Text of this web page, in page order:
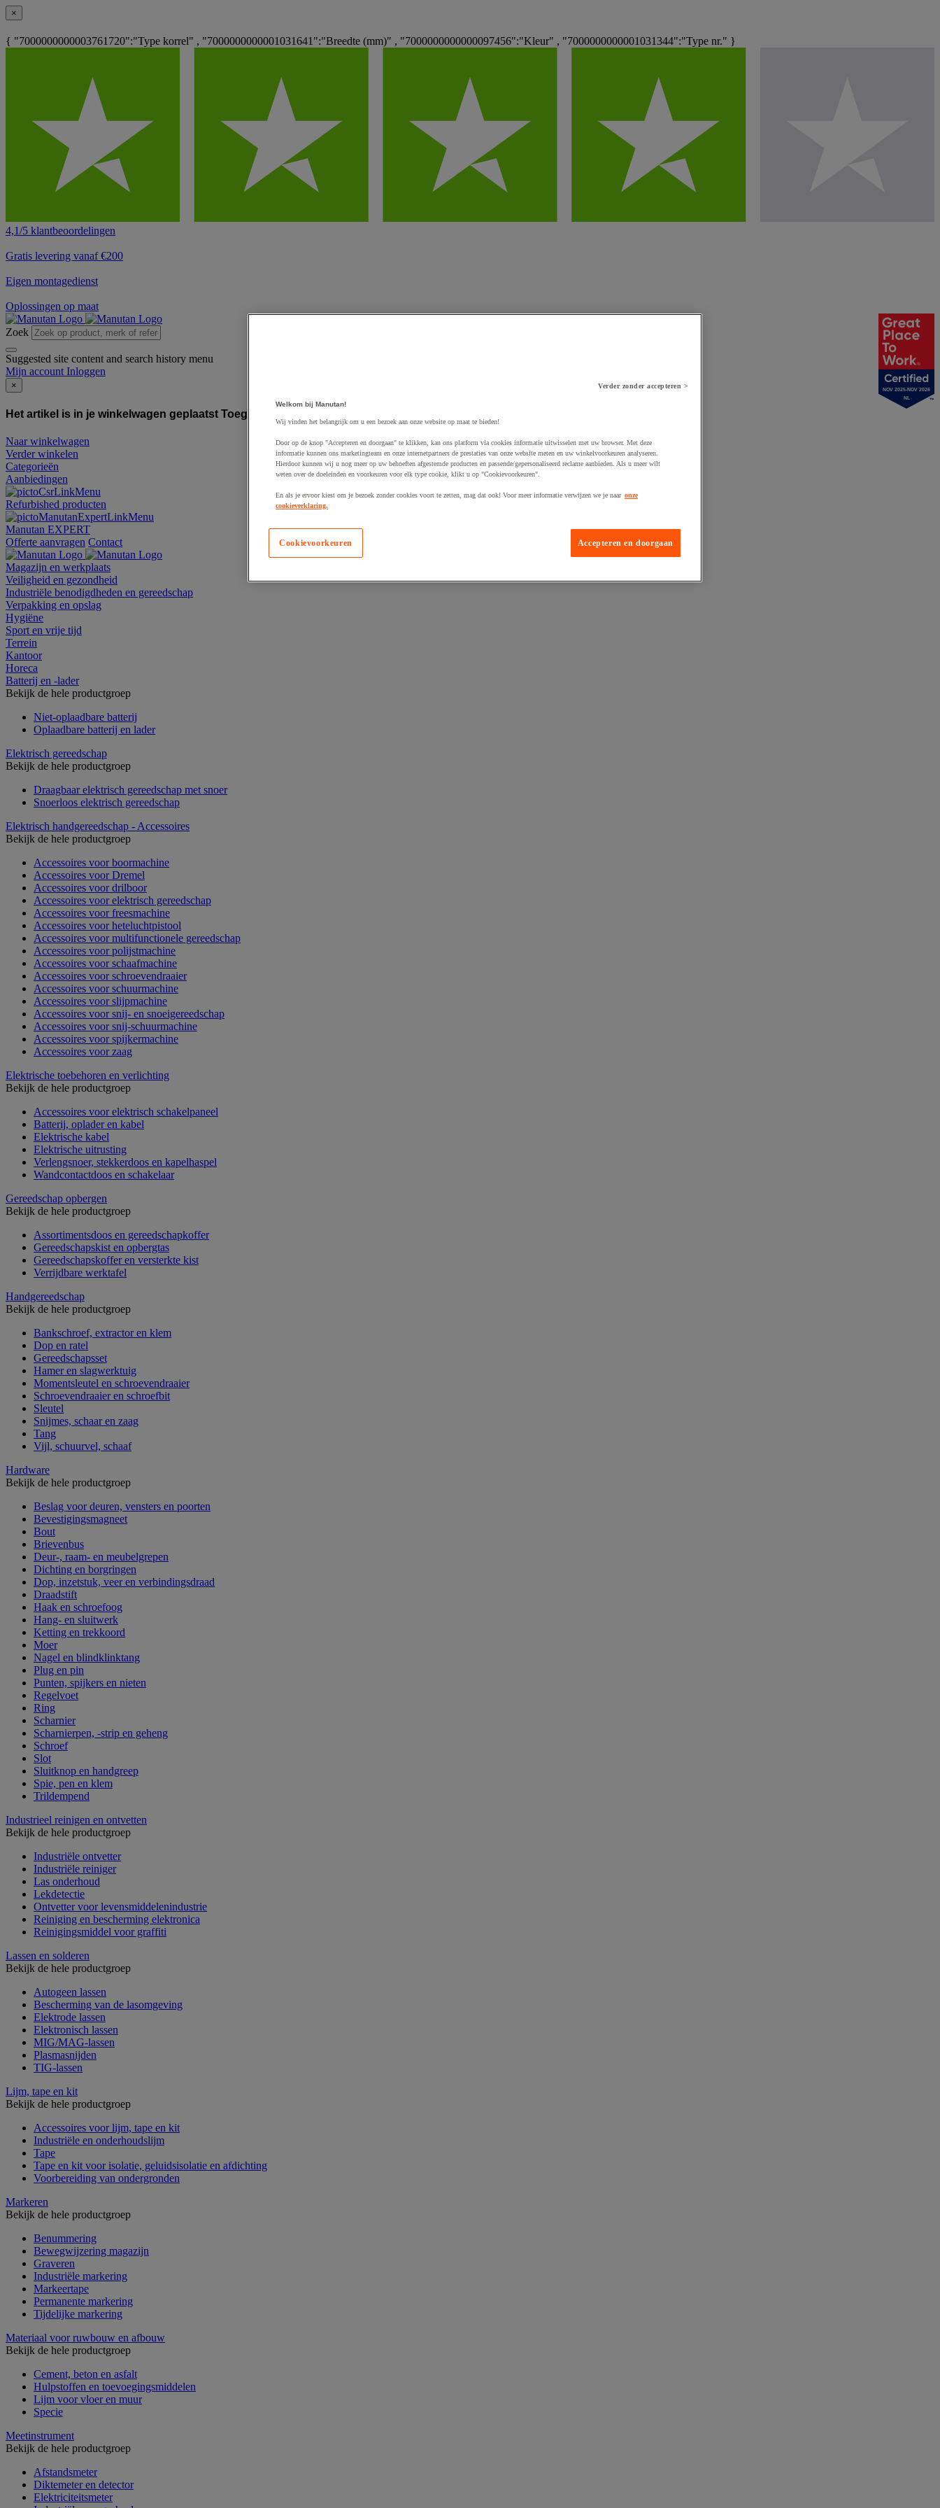
×
{ "7000000000003761720":"Type korrel" , "7000000000001031641":"Breedte (mm)" , "7000000000000097456":"Kleur" , "7000000000001031344":"Type nr." }
4,1/5 klantbeoordelingen
Gratis levering vanaf €200
Eigen montagedienst
Oplossingen op maat
Zoek
Suggested site content and search history menu
Mijn account Inloggen
×
Het artikel is in je winkelwagen geplaatst Toegevoegd aan winkelwagen
Naar winkelwagen
Verder winkelen
Categorieën
Aanbiedingen
Refurbished producten
Manutan EXPERT
Offerte aanvragen Contact
Magazijn en werkplaats
Veiligheid en gezondheid
Industriële benodigdheden en gereedschap
Verpakking en opslag
Hygiëne
Sport en vrije tijd
Terrein
Kantoor
Horeca
Batterij en -lader
Bekijk de hele productgroep
Niet-oplaadbare batterij
Oplaadbare batterij en lader
Elektrisch gereedschap
Bekijk de hele productgroep
Draagbaar elektrisch gereedschap met snoer
Snoerloos elektrisch gereedschap
Elektrisch handgereedschap - Accessoires
Bekijk de hele productgroep
Accessoires voor boormachine
Accessoires voor Dremel
Accessoires voor drilboor
Accessoires voor elektrisch gereedschap
Accessoires voor freesmachine
Accessoires voor heteluchtpistool
Accessoires voor multifunctionele gereedschap
Accessoires voor polijstmachine
Accessoires voor schaafmachine
Accessoires voor schroevendraaier
Accessoires voor schuurmachine
Accessoires voor slijpmachine
Accessoires voor snij- en snoeigereedschap
Accessoires voor snij-schuurmachine
Accessoires voor spijkermachine
Accessoires voor zaag
Elektrische toebehoren en verlichting
Bekijk de hele productgroep
Accessoires voor elektrisch schakelpaneel
Batterij, oplader en kabel
Elektrische kabel
Elektrische uitrusting
Verlengsnoer, stekkerdoos en kapelhaspel
Wandcontactdoos en schakelaar
Gereedschap opbergen
Bekijk de hele productgroep
Assortimentsdoos en gereedschapkoffer
Gereedschapskist en opbergtas
Gereedschapskoffer en versterkte kist
Verrijdbare werktafel
Handgereedschap
Bekijk de hele productgroep
Bankschroef, extractor en klem
Dop en ratel
Gereedschapsset
Hamer en slagwerktuig
Momentsleutel en schroevendraaier
Schroevendraaier en schroefbit
Sleutel
Snijmes, schaar en zaag
Tang
Vijl, schuurvel, schaaf
Hardware
Bekijk de hele productgroep
Beslag voor deuren, vensters en poorten
Bevestigingsmagneet
Bout
Brievenbus
Deur-, raam- en meubelgrepen
Dichting en borgringen
Dop, inzetstuk, veer en verbindingsdraad
Draadstift
Haak en schroefoog
Hang- en sluitwerk
Ketting en trekkoord
Moer
Nagel en blindklinktang
Plug en pin
Punten, spijkers en nieten
Regelvoet
Ring
Scharnier
Scharnierpen, -strip en geheng
Schroef
Slot
Sluitknop en handgreep
Spie, pen en klem
Trildempend
Industrieel reinigen en ontvetten
Bekijk de hele productgroep
Industriële ontvetter
Industriële reiniger
Las onderhoud
Lekdetectie
Ontvetter voor levensmiddelenindustrie
Reiniging en bescherming elektronica
Reinigingsmiddel voor graffiti
Lassen en solderen
Bekijk de hele productgroep
Autogeen lassen
Bescherming van de lasomgeving
Elektrode lassen
Elektronisch lassen
MIG/MAG-lassen
Plasmasnijden
TIG-lassen
Lijm, tape en kit
Bekijk de hele productgroep
Accessoires voor lijm, tape en kit
Industriële en onderhoudslijm
Tape
Tape en kit voor isolatie, geluidsisolatie en afdichting
Voorbereiding van ondergronden
Markeren
Bekijk de hele productgroep
Benummering
Bewegwijzering magazijn
Graveren
Industriële markering
Markeertape
Permanente markering
Tijdelijke markering
Materiaal voor ruwbouw en afbouw
Bekijk de hele productgroep
Cement, beton en asfalt
Hulpstoffen en toevoegingsmiddelen
Lijm voor vloer en muur
Specie
Meetinstrument
Bekijk de hele productgroep
Afstandsmeter
Diktemeter en detector
Elektriciteitsmeter
NOV 2025-NOV 2026
NL
Verder zonder accepteren >
Welkom bij Manutan!
Wij vinden het belangrijk om u een bezoek aan onze website op maat te bieden!
Door op de knop "Accepteren en doorgaan" te klikken, kan ons platform via cookies informatie uitwisselen met uw browser. Met deze
informatie kunnen ons marketingteam en onze internetpartners de prestaties van onze website meten en uw winkelvoorkeuren analyseren.
Hierdoor kunnen wij u nog meer op uw behoeften afgestemde producten en passende/gepersonaliseerd reclame aanbieden. Als u meer wilt
weten over de doeleinden en voorkeuren voor elk type cookie, klikt u op "Cookievoorkeuren".
En als je ervoor kiest om je bezoek zonder cookies voort te zetten, mag dat ook! Voor meer informatie verwijzen we je naar onze
cookieverklaring.
Accepteren en doorgaan
Cookievoorkeuren